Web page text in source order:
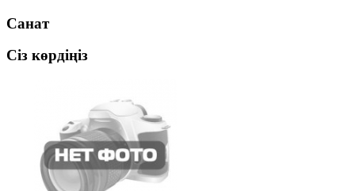
Санат
Сіз көрдіңіз